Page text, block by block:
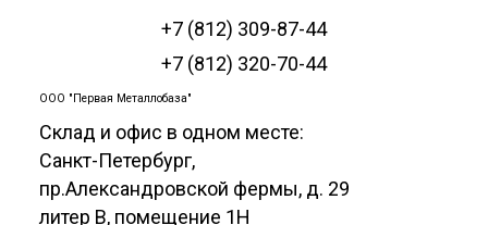
+7 (812) 309-87-44
+7 (812) 320-70-44
ООО "Первая Металлобаза"
Склад и офис в одном месте:
Санкт-Петербург,
пр.Александровской фермы, д. 29
литер В, помещение 1Н